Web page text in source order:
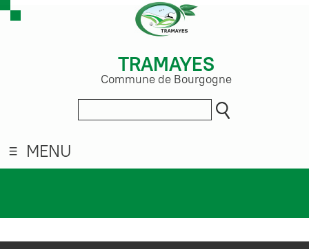
TRAMAYES
Commune de Bourgogne
MENU